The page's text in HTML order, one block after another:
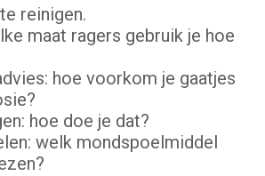
reinigen.
maat ragers gebruik je hoe
hoe voorkom je gaatjes
hoe doe je dat?
welk mondspoelmiddel